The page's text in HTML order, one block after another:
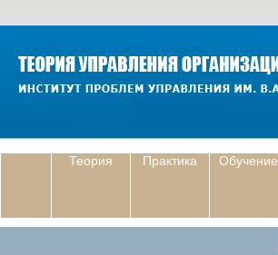
Теория Практика Обучение